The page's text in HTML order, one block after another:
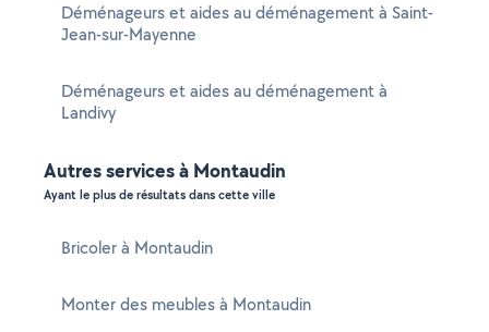
Déménageurs et aides au déménagement à Saint-
Jean-sur-Mayenne
Déménageurs et aides au déménagement à
Landivy
Autres services à Montaudin
Ayant le plus de résultats dans cette ville
Bricoler à Montaudin
Monter des meubles à Montaudin